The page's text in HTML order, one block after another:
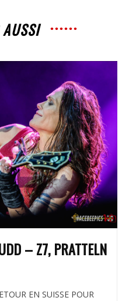
– Z7, PRATTELN
EN SUISSE POUR